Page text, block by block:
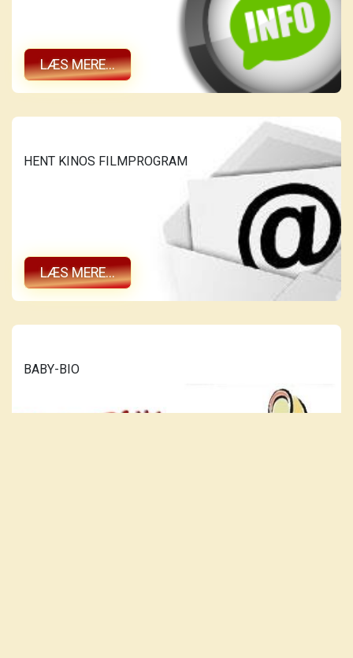
LÆS MERE...
HENT KINOS FILMPROGRAM
LÆS MERE...
BABY-BIO